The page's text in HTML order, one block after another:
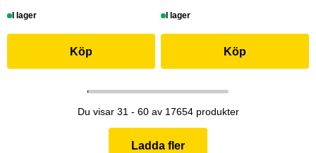
I lager
Köp
I lager
Köp
Du visar 31 - 60 av 17654 produkter
Ladda fler